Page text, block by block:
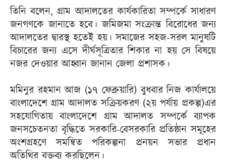
তিনি বলেন, গ্রাম আদালতের কার্যকারিতা সম্পর্কে সাধারণ
জনগণকে জানাতে হবে। জমিজমা সংক্রান্ত বিরোধের জন্য
আদালতের দ্বারস্থ হতেই হয়। সমাজের সহজ-সরল মানুষটি
বিচারের জন্য এসে দীর্ঘসূত্রিতার শিকার না হয় সে বিষয়ে
নজর দেওয়ার আহ্বান জানান জেলা প্রশাসক।
মমিনুর রহমান আজ (১৭ ফেব্রুয়ারি) বুধবার নিজ কার্যালয়ে
বাংলাদেশে গ্রাম আদালত সক্রিয়করণ (২য় পর্যায় প্রকল্প)এর
সহযোগিতায় বাংলাদেশে গ্রাম আদালত সম্পর্কে ব্যাপক
জনসচেতনতা বৃদ্ধিতে সরকারি-বেসরকারি প্রতিষ্ঠান সমূহের
অংশগ্রহণে সমন্বিত পরিকল্পনা প্রনয়ন সভার প্রধান
অতিথির বক্তব্য করছিলেন।